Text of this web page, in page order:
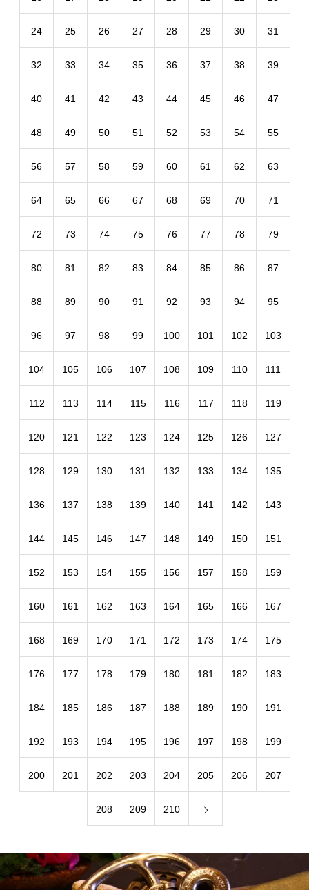
24 25 26 27 28 29 30 31
32 33 34 35 36 37 38 39
40 41 42 43 44 45 46 47
48 49 50 51 52 53 54 55
56 57 58 59 60 61 62 63
64 65 66 67 68 69 70 71
72 73 74 75 76 77 78 79
80 81 82 83 84 85 86 87
88 89 90 91 92 93 94 95
96 97 98 99 100 101 102 103
104 105 106 107 108 109 110 111
112 113 114 115 116 117 118 119
120 121 122 123 124 125 126 127
128 129 130 131 132 133 134 135
136 137 138 139 140 141 142 143
144 145 146 147 148 149 150 151
152 153 154 155 156 157 158 159
160 161 162 163 164 165 166 167
168 169 170 171 172 173 174 175
176 177 178 179 180 181 182 183
184 185 186 187 188 189 190 191
192 193 194 195 196 197 198 199
200 201 202 203 204 205 206 207
208 209 210